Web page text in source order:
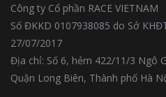
Công ty Cổ phần RACE VIETNAM
Số ĐKKD 0107938085 do Sở
27/07/2017
Địa chỉ: Số 6, hẻm 422/11/3 Ngô
Quận Long Biên, Thành phố Hà